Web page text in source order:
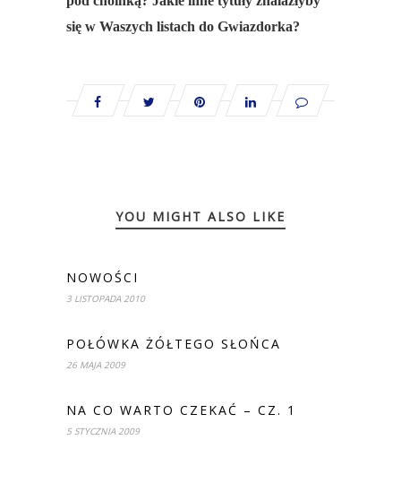
się w Waszych listach do Gwiazdorka?
YOU MIGHT ALSO LIKE
NOWOŚCI
3 LISTOPADA 2010
POŁÓWKA ŻÓŁTEGO SŁOŃCA
26 MAJA 2009
NA CO WARTO CZEKAĆ – CZ. 1
5 STYCZNIA 2009